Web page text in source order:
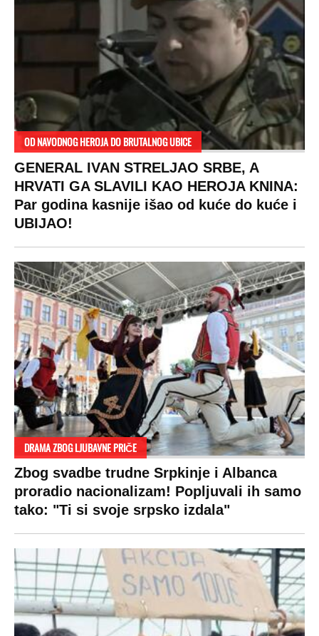
OD NAVODNOG HEROJA DO BRUTALNOG UBICE
GENERAL IVAN STRELJAO SRBE, A
HRVATI GA SLAVILI KAO HEROJA KNINA:
Par godina kasnije išao od kuće do kuće i
UBIJAO!
DRAMA ZBOG LJUBAVNE PRIČE
Zbog svadbe trudne Srpkinje i Albanca
proradio nacionalizam! Popljuvali ih samo
tako: "Ti si svoje srpsko izdala"